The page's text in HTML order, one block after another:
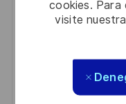
cookies. Para
visite
Get notified
You'll receive